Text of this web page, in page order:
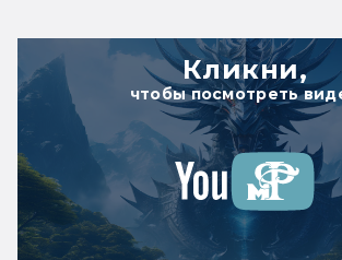
Кликни,
чтобы посмотреть